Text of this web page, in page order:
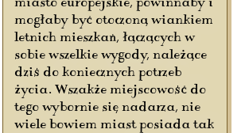
miasto europejskie, powinnaby i
mogłaby być otoczoną wiankiem
letnich mieszkań, łączących w
sobie wszelkie wygody, należące
dziś do koniecznych potrzeb
życia. Wszakże miejscowość do
tego wybornie się nadarza, nie
wiele bowiem miast posiada tak